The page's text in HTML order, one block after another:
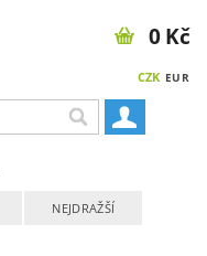
CZK EUR
0 Kč
NEJDRAŽŠÍ